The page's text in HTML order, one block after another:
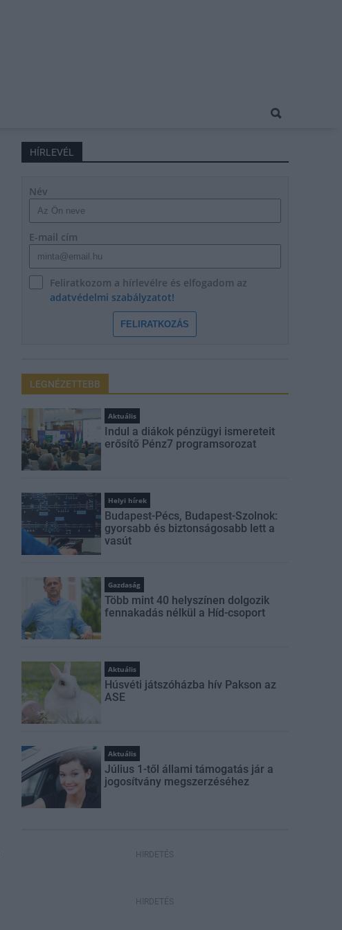
HÍRLEVÉL
Név
E-mail cím
Feliratkozom a hírlevélre és elfogadom az
adatvédelmi szabályzatot!
FELIRATKOZÁS
LEGNÉZETTEBB
Aktuális
Indul a diákok pénzügyi ismereteit
erősítő Pénz7 programsorozat
Helyi hírek
Budapest-Pécs, Budapest-Szolnok:
gyorsabb és biztonságosabb lett a
vasút
Gazdaság
Több mint 40 helyszínen dolgozik
fennakadás nélkül a Híd-csoport
Aktuális
Húsvéti játszóházba hív Pakson az
ASE
Aktuális
Július 1-től állami támogatás jár a
jogosítvány megszerzéséhez
HIRDETÉS
HIRDETÉS